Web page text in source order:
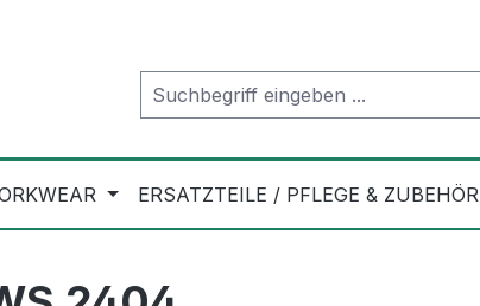
ERSATZTEILE / PFLEGE & ZUBEHÖR